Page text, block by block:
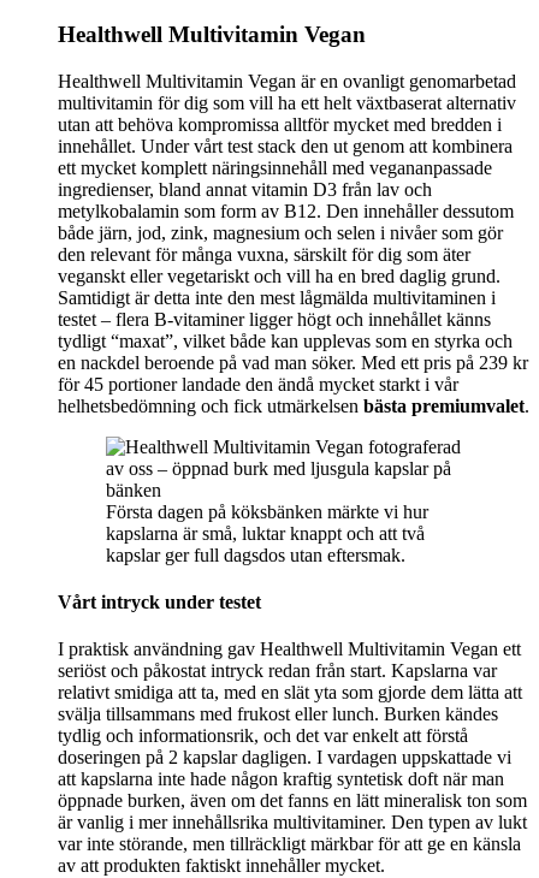
Healthwell Multivitamin Vegan
Healthwell Multivitamin Vegan är en ovanligt genomarbetad
multivitamin för dig som vill ha ett helt växtbaserat alternativ
utan att behöva kompromissa alltför mycket med bredden i
innehållet. Under vårt test stack den ut genom att kombinera
ett mycket komplett näringsinnehåll med vegananpassade
ingredienser, bland annat vitamin D3 från lav och
metylkobalamin som form av B12. Den innehåller dessutom
både järn, jod, zink, magnesium och selen i nivåer som gör
den relevant för många vuxna, särskilt för dig som äter
veganskt eller vegetariskt och vill ha en bred daglig grund.
Samtidigt är detta inte den mest lågmälda multivitaminen i
testet – flera B-vitaminer ligger högt och innehållet känns
tydligt “maxat”, vilket både kan upplevas som en styrka och
en nackdel beroende på vad man söker. Med ett pris på 239 kr
för 45 portioner landade den ändå mycket starkt i vår
helhetsbedömning och fick utmärkelsen bästa premiumvalet.
Första dagen på köksbänken märkte vi hur
kapslarna är små, luktar knappt och att två
kapslar ger full dagsdos utan eftersmak.
Vårt intryck under testet
I praktisk användning gav Healthwell Multivitamin Vegan ett
seriöst och påkostat intryck redan från start. Kapslarna var
relativt smidiga att ta, med en slät yta som gjorde dem lätta att
svälja tillsammans med frukost eller lunch. Burken kändes
tydlig och informationsrik, och det var enkelt att förstå
doseringen på 2 kapslar dagligen. I vardagen uppskattade vi
att kapslarna inte hade någon kraftig syntetisk doft när man
öppnade burken, även om det fanns en lätt mineralisk ton som
är vanlig i mer innehållsrika multivitaminer. Den typen av lukt
var inte störande, men tillräckligt märkbar för att ge en känsla
av att produkten faktiskt innehåller mycket.